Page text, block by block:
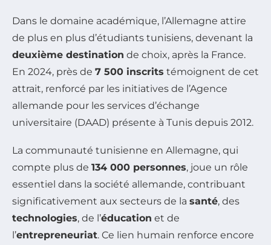
Dans le domaine académique, l’Allemagne attire
de plus en plus d’étudiants tunisiens, devenant la
deuxième destination de choix, après la France.
En 2024, près de 7 500 inscrits témoignent de cet
attrait, renforcé par les initiatives de l’Agence
allemande pour les services d’échange
universitaire (DAAD) présente à Tunis depuis 2012.
La communauté tunisienne en Allemagne, qui
compte plus de 134 000 personnes, joue un rôle
essentiel dans la société allemande, contribuant
significativement aux secteurs de la santé, des
technologies, de l’éducation et de
l’entrepreneuriat. Ce lien humain renforce encore